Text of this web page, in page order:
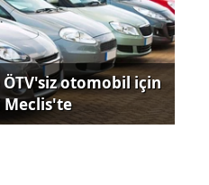
otomobil için